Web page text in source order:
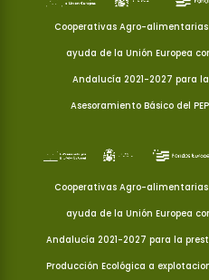
Cooperativas Agro-
ayuda de la Unión Europea
Andalucía 2021-2027 para
Asesoramiento Básico del
Cooperativas Agro-
ayuda de la Unión Europea
Andalucía 2021-2027 para la
Producción Ecológica a